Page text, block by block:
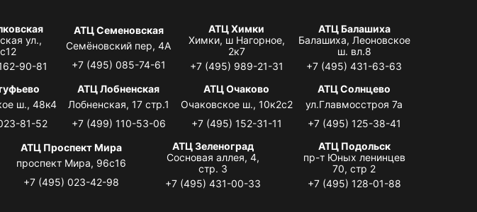
ул.,
90-81
АТЦ Семеновская
Семёновский пер, 4А
+7 (495) 085-74-61
АТЦ Химки
Химки, ш Нагорное,
2к7
+7 (495) 989-21-31
АТЦ Балашиха
Балашиха, Леоновское
ш. вл.8
+7 (495) 431-63-63
ш., 48к4
81-52
АТЦ Лобненская
Лобненская, 17 стр.1
+7 (499) 110-53-06
АТЦ Очаково
Очаковское ш., 10к2с2
+7 (495) 152-31-11
АТЦ Солнцево
ул.Главмосстроя 7а
+7 (495) 125-38-41
АТЦ Проспект Мира
проспект Мира, 96с16
+7 (495) 023-42-98
АТЦ Зеленоград
Сосновая аллея, 4,
стр. 3
+7 (495) 431-00-33
АТЦ Подольск
пр-т Юных ленинцев
70, стр 2
+7 (495) 128-01-88